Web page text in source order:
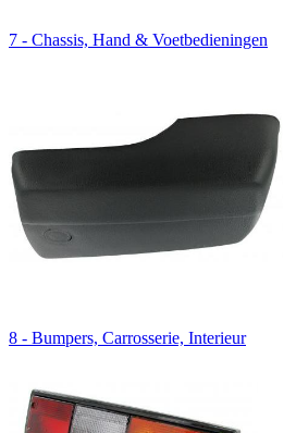
7 - Chassis, Hand & Voetbedieningen
8 - Bumpers, Carrosserie, Interieur